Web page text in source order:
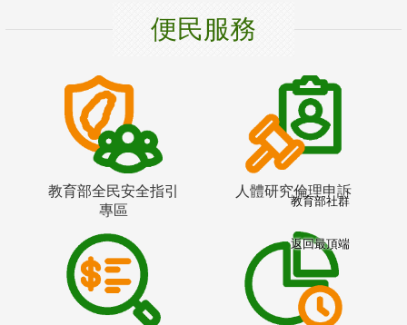
便民服務
教育部全民安全指引
專區
人體研究倫理申訴
教育部社群
返回最頂端